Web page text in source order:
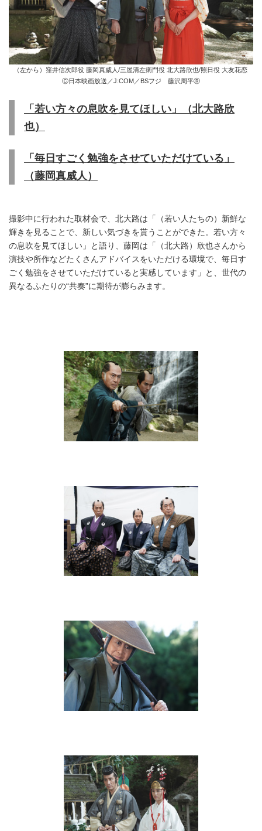
（左から）窪井信次郎役 藤岡真威人/三屋清左衛門役 北大路欣也/照日役 大友花恋
Ⓒ日本映画放送／J:COM／BSフジ 藤沢周平Ⓡ
「若い方々の息吹を見てほしい」（北大路欣
也）
「毎日すごく勉強をさせていただけている」
（藤岡真威人）
撮影中に行われた取材会で、北大路は「（若い人たちの）新鮮な
輝きを見ることで、新しい気づきを貰うことができた。若い方々
の息吹を見てほしい」と語り、藤岡は「（北大路）欣也さんから
演技や所作などたくさんアドバイスをいただける環境で、毎日す
ごく勉強をさせていただけていると実感しています」と、世代の
異なるふたりの“共奏”に期待が膨らみます。